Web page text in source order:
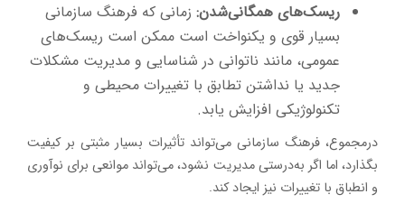
ریسک‌های همگانی‌شدن: زمانی که فرهنگ سازمانی
بسیار قوی و یکنواخت است ممکن است ریسک‌های
عمومی، مانند ناتوانی در شناسایی و مدیریت مشکلات
جدید یا نداشتن تطابق با تغییرات محیطی و
تکنولوژیکی افزایش یابد.
درمجموع، فرهنگ سازمانی می‌تواند تأثیرات بسیار مثبتی بر کیفیت
بگذارد، اما اگر به‌درستی مدیریت نشود، می‌تواند موانعی برای نوآوری
و انطباق با تغییرات نیز ایجاد کند.